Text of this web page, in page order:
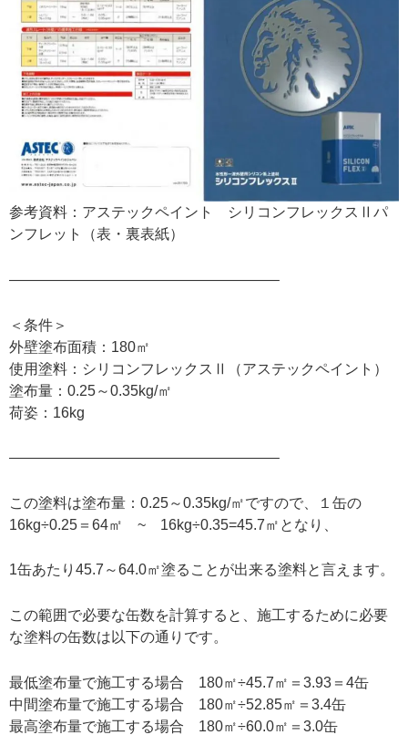
参考資料：アステックペイント シリコンフレックスⅡパ
ンフレット（表・裏表紙）
——————————————————–
＜条件＞
外壁塗布面積：180㎡
使用塗料：シリコンフレックスⅡ（アステックペイント）
塗布量：0.25～0.35kg/㎡
荷姿：16kg
——————————————————–
この塗料は塗布量：0.25～0.35kg/㎡ですので、１缶の
16kg÷0.25＝64㎡ ~ 16kg÷0.35=45.7㎡となり、
1缶あたり45.7～64.0㎡塗ることが出来る塗料と言えます。
この範囲で必要な缶数を計算すると、施工するために必要
な塗料の缶数は以下の通りです。
最低塗布量で施工する場合 180㎡÷45.7㎡＝3.93＝4缶
中間塗布量で施工する場合 180㎡÷52.85㎡＝3.4缶
最高塗布量で施工する場合 180㎡÷60.0㎡＝3.0缶